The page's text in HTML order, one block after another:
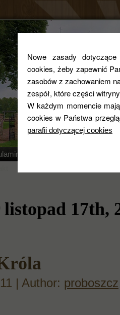
Nowe zasady
cookies, żeby zapewnić
zasobów z zachowaniem
zespół, które części
W każdym momencie
cookies w Państwa
parafii dotyczącej cookies
cmentarza
17th,
| Author: proboszcz